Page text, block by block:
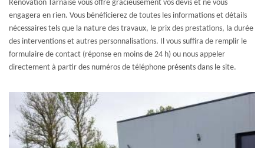
Renovation Tarnaise vous offre gracieusement vos devis et ne vous
engagera en rien. Vous bénéficierez de toutes les informations et détails
nécessaires tels que la nature des travaux, le prix des prestations, la durée
des interventions et autres personnalisations. Il vous suffira de remplir le
formulaire de contact (réponse en moins de 24 h) ou nous appeler
directement à partir des numéros de téléphone présents dans le site.